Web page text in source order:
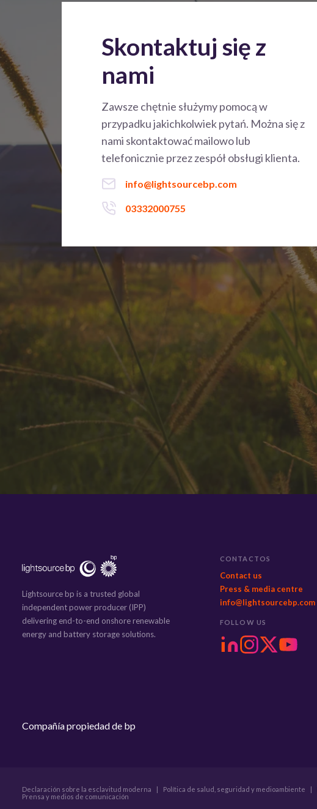
Skontaktuj się z
nami
Zawsze chętnie służymy pomocą w
przypadku jakichkolwiek pytań. Można się z
nami skontaktować mailowo lub
telefonicznie przez zespół obsługi klienta.
info@lightsourcebp.com
03332000755
Lightsource bp is a trusted global
independent power producer (IPP)
delivering end-to-end onshore renewable
energy and battery storage solutions.
Compañía propiedad de bp
CONTACTOS
Contact us
Press & media centre
info@lightsourcebp.com
FOLLOW US
Declaración sobre la esclavitud moderna | Política de salud, seguridad y medioambiente |
Prensa y medios de comunicación